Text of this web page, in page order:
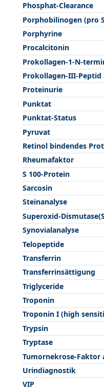
Phosphat-Clearance
Porphobilinogen (pro
Porphyrine
Procalcitonin
Prokollagen-1-N-
Prokollagen-III-Peptid
Proteinurie
Punktat
Punktat-Status
Pyruvat
Retinol bindendes
Rheumafaktor
S 100-Protein
Sarcosin
Steinanalyse
Superoxid-
Synovialanalyse
Telopeptide
Transferrin
Transferrinsättigung
Triglyceride
Troponin
Troponin I (high
Trypsin
Tryptase
Tumornekrose-Faktor
Urindiagnostik
VIP